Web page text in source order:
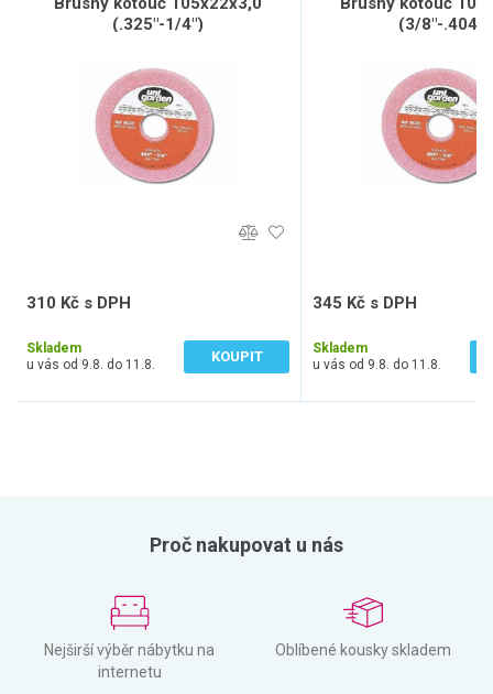
(.325"-1/4")
310 Kč s DPH
Skladem
u vás od 9.8. do 11.8.
KOUPIT
(3/8"-.404")
345 Kč s DPH
Skladem
u vás od 9.8. do 11.8.
Proč nakupovat u nás
Nejširší výběr nábytku na
internetu
Oblíbené kousky skladem